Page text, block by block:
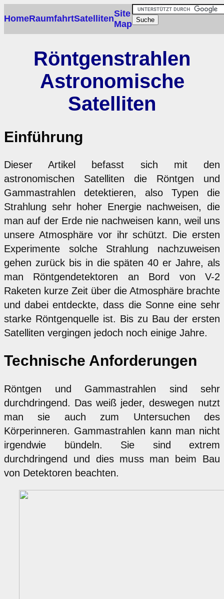
HomeRaumfahrtSatellitenSite
Map
Röntgenstrahlen
Astronomische
Satelliten
Einführung
Dieser Artikel befasst sich mit den
astronomischen Satelliten die Röntgen und
Gammastrahlen detektieren, also Typen die
Strahlung sehr hoher Energie nachweisen, die
man auf der Erde nie nachweisen kann, weil uns
unsere Atmosphäre vor ihr schützt. Die ersten
Experimente solche Strahlung nachzuweisen
gehen zurück bis in die späten 40 er Jahre, als
man Röntgendetektoren an Bord von V-2
Raketen kurze Zeit über die Atmosphäre brachte
und dabei entdeckte, dass die Sonne eine sehr
starke Röntgenquelle ist. Bis zu Bau der ersten
Satelliten vergingen jedoch noch einige Jahre.
Technische Anforderungen
Röntgen und Gammastrahlen sind sehr
durchdringend. Das weiß jeder, deswegen nutzt
man sie auch zum Untersuchen des
Körperinneren. Gammastrahlen kann man nicht
irgendwie bündeln. Sie sind extrem
durchdringend und dies muss man beim Bau
von Detektoren beachten.